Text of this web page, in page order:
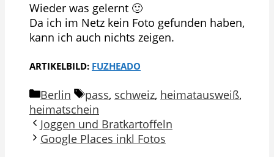
Wieder was gelernt 🙂
Da ich im Netz kein Foto gefunden haben,
kann ich auch nichts zeigen.
ARTIKELBILD: FUZHEADO
Kategorien
Berlin Schlagwörter
pass, schweiz, heimatausweiß,
heimatschein
Joggen und Bratkartoffeln
Google Places inkl Fotos